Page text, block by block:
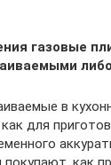
газовые
в
для